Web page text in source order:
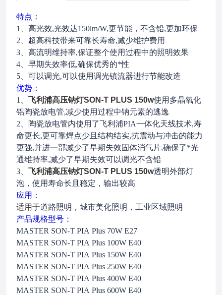
特点：
1、高光效,光效达150lm/W,更节能，不含铅,更加环保
2、超高科技带来可靠长寿命,减少维护费用
3、高流明维持率,保证整个使用过程中的照明效果
4、早期失效率低,确保优秀的*性
5、可以调光,可以使用调光镇流器进行节能改造
优势：
1、飞利浦高压钠灯SON-T PLUS 150w使用多晶氧化
铝陶瓷放电管,减少使用过程中钠元素的逃逸
2、陶瓷放电管内使用了飞利浦PIA一体化天线技术,寿
命更长,更可靠焊点少且结构结实,抗震动与冲击的能力
更强,并进一部减少了早期失效固体消气片,确保了*光
通维持率,减少了早期失效可以调光不含铅
3、飞利浦高压钠灯SON-T PLUS 150w透明外部灯
泡，使用寿命长且稳定，输出较高
应用：
适用于道路照明，城市美化照明，工业区域照明
产品规格型号：
MASTER SON-T PIA Plus 70W E27
MASTER SON-T PIA Plus 100W E40
MASTER SON-T PIA Plus 150W E40
MASTER SON-T PIA Plus 250W E40
MASTER SON-T PIA Plus 400W E40
MASTER SON-T PIA Plus 600W E40